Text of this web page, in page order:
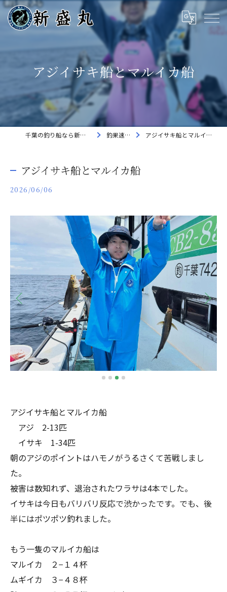
アジイサキ船とマルイカ船
千葉の釣り船なら新盛丸 釣果速報 アジイサキ船とマルイカ船
アジイサキ船とマルイカ船
2026/06/06
アジイサキ船とマルイカ船
アジ 2-13匹
イサキ 1-34匹
朝のアジのポイントはハモノがうるさくて苦戦しまし
た。
被害は数知れず、退治されたワラサは4本でした。
イサキは今日もバリバリ反応で渋かったです。でも、後
半にはポツポツ釣れました。
もう一隻のマルイカ船は
マルイカ ２−１４杯
ムギイカ ３−４８杯